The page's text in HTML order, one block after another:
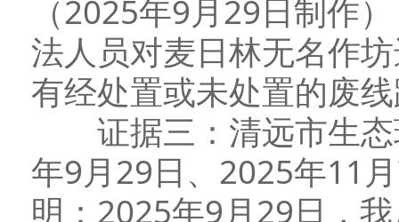
（2025年9月29日制作
法人员对麦日林无名作
有经处置或未处置的废
证据三：清远市生态
年9月29日、2025年11
明：2025年9月29日，